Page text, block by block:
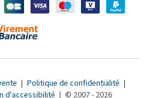
| Politique de confidentialité |
d'accessibilité | © 2007 - 2026